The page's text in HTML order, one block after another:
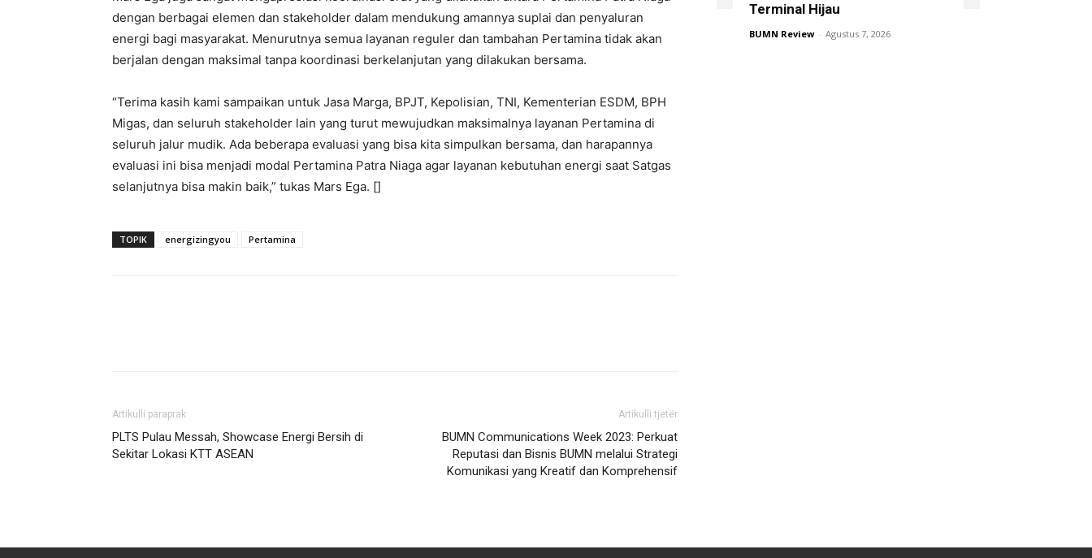
dengan berbagai elemen dan stakeholder dalam mendukung amannya suplai dan penyaluran
energi bagi masyarakat. Menurutnya semua layanan reguler dan tambahan Pertamina tidak akan
berjalan dengan maksimal tanpa koordinasi berkelanjutan yang dilakukan bersama.
“Terima kasih kami sampaikan untuk Jasa Marga, BPJT, Kepolisian, TNI, Kementerian ESDM, BPH
Migas, dan seluruh stakeholder lain yang turut mewujudkan maksimalnya layanan Pertamina di
seluruh jalur mudik. Ada beberapa evaluasi yang bisa kita simpulkan bersama, dan harapannya
evaluasi ini bisa menjadi modal Pertamina Patra Niaga agar layanan kebutuhan energi saat Satgas
selanjutnya bisa makin baik,” tukas Mars Ega. []
TOPIK energizingyou Pertamina
Artikulli paraprak
PLTS Pulau Messah, Showcase Energi Bersih di
Sekitar Lokasi KTT ASEAN
Artikulli tjetër
BUMN Communications Week 2023: Perkuat
Reputasi dan Bisnis BUMN melalui Strategi
Komunikasi yang Kreatif dan Komprehensif
Terminal Hijau
BUMN Review - Agustus 7, 2026